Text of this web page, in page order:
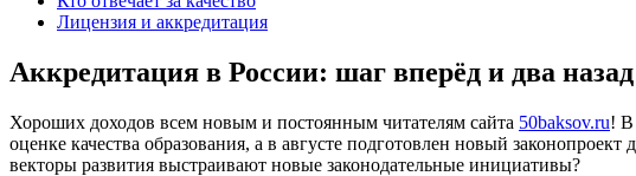
Лицензия и аккредитация
Аккредитация в России: шаг вперёд и два назад
Хороших доходов всем новым и постоянным читателям сайта 50baksov.ru! В
оценке качества образования, а в августе подготовлен новый
векторы развития выстраивают новые законодательные инициативы?